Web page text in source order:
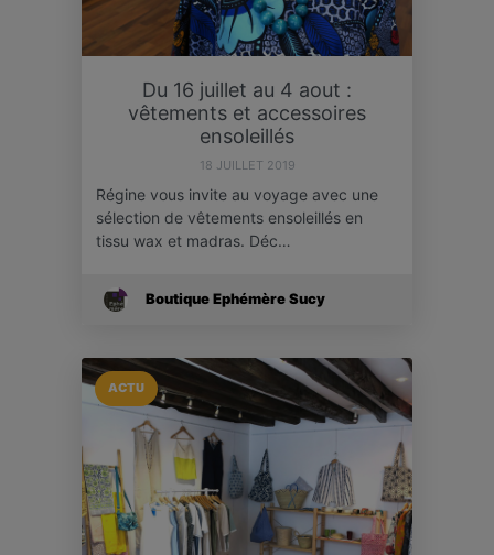
Du 16 juillet au 4 aout :
vêtements et accessoires
ensoleillés
18 JUILLET 2019
Régine vous invite au voyage avec une
sélection de vêtements ensoleillés en
tissu wax et madras. Déc…
Boutique Ephémère Sucy
ACTU